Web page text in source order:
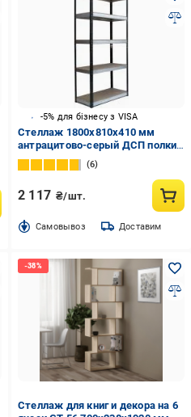
-5% для бізнесу з VISA
Стеллаж 1800x810x410 мм
антрацитово-серый ДСП полки
5 шт. крашенный
6
2 117 ₴/шт.
Cамовывоз Доставим
Стеллаж для книг и декора на 6